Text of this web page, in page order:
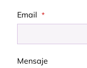
Email *
Mensaje